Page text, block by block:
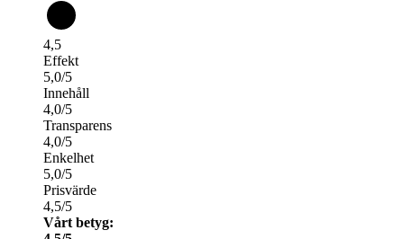
4,5
Effekt
5,0/5
Innehåll
4,0/5
Transparens
4,0/5
Enkelhet
5,0/5
Prisvärde
4,5/5
Vårt betyg: